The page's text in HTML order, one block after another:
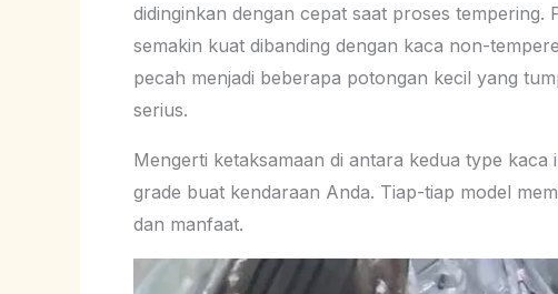
didinginkan dengan cepat saat proses tempering.
semakin kuat dibanding dengan kaca non-
pecah menjadi beberapa potongan kecil yang
serius.
Mengerti ketaksamaan di antara kedua type
grade buat kendaraan Anda. Tiap-tiap model
dan manfaat.